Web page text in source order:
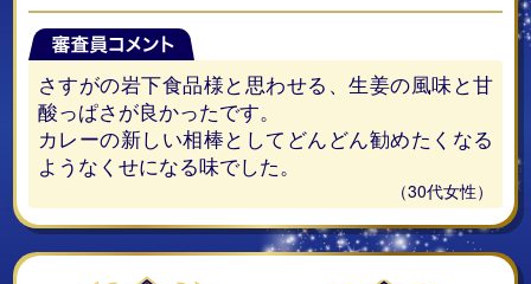
さすがの岩下食品様と思わせる、生姜の風味と甘
酸っぱさが良かったです。
カレーの新しい相棒としてどんどん勧めたくなる
ようなくせになる味でした。
（30代女性）